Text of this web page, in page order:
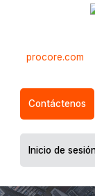
procore.com
Contáctenos
Inicio de